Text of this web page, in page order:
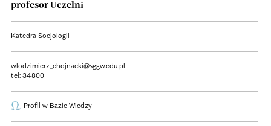
profesor Uczelni
Katedra Socjologii
wlodzimierz_chojnacki@sggw.edu.pl
tel: 34800
Profil w Bazie Wiedzy